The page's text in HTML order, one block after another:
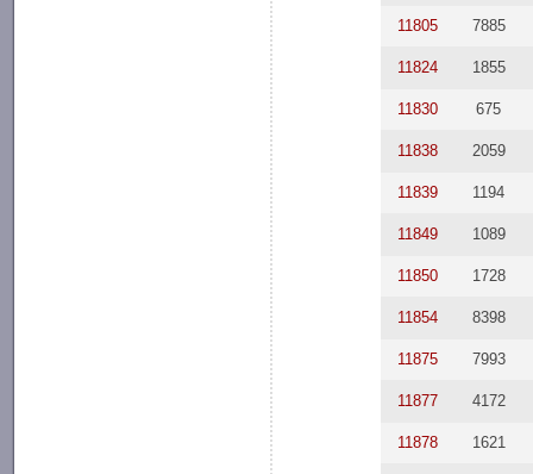
11805 7885
11824 1855
11830 675
11838 2059
11839 1194
11849 1089
11850 1728
11854 8398
11875 7993
11877 4172
11878 1621